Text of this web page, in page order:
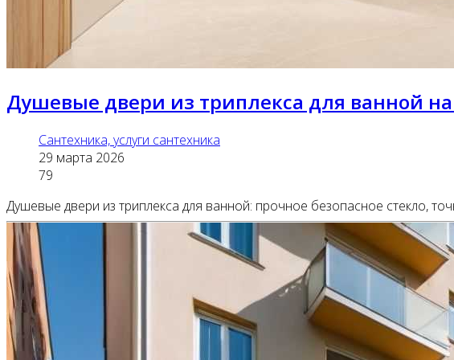
Душевые двери из триплекса для ванной на
Сантехника, услуги сантехника
29 марта 2026
79
Душевые двери из триплекса для ванной: прочное безопасное стекло,